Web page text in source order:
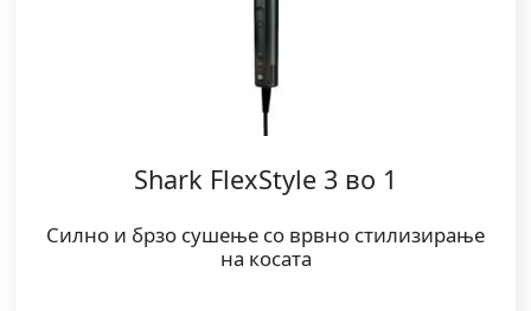
Shark FlexStyle 3 во 1
Силно и брзо сушење со врвно стилизирање
на косата